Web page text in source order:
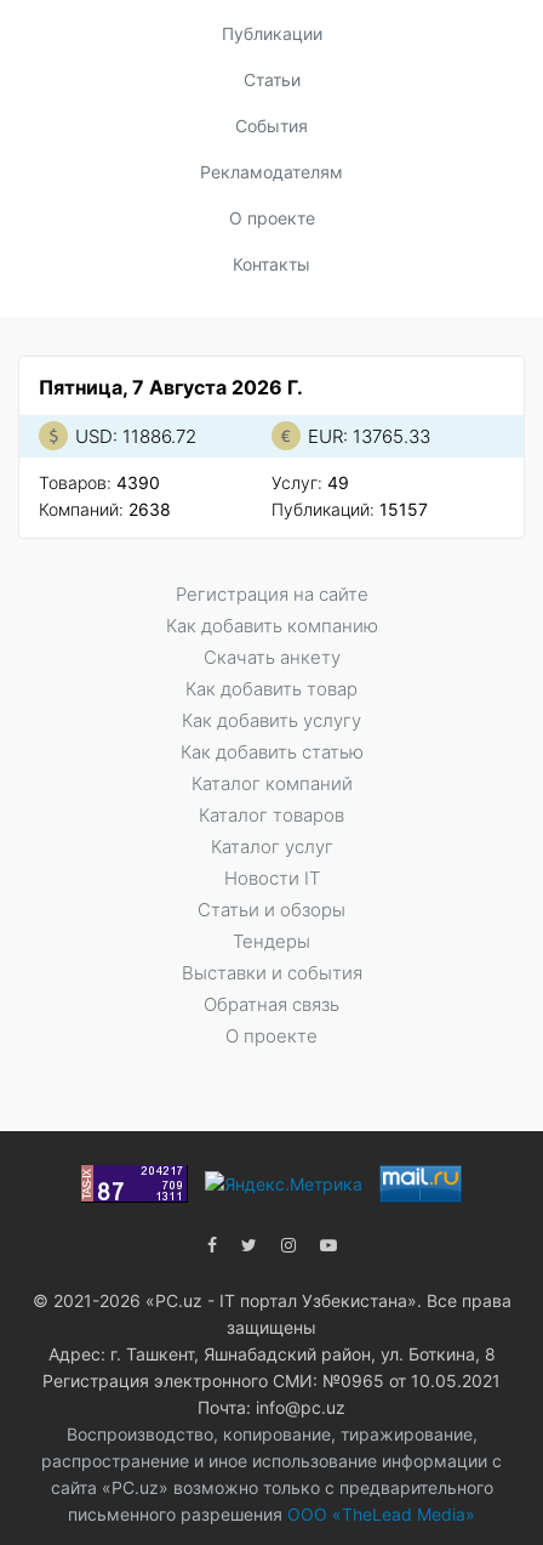
Публикации
Статьи
События
Рекламодателям
О проекте
Контакты
Пятница, 7 Августа 2026 Г.
USD: 11886.72 EUR: 13765.33
Товаров: 4390
Компаний: 2638
Услуг: 49
Публикаций: 15157
Регистрация на сайте
Как добавить компанию
Скачать анкету
Как добавить товар
Как добавить услугу
Как добавить статью
Каталог компаний
Каталог товаров
Каталог услуг
Новости IT
Статьи и обзоры
Тендеры
Выставки и события
Обратная связь
О проекте
© 2021-2026 «PC.uz - IT портал Узбекистана». Все права
защищены
Адрес: г. Ташкент, Яшнабадский район, ул. Боткина, 8
Регистрация электронного СМИ: №0965 от 10.05.2021
Почта: info@pc.uz
Воспроизводство, копирование, тиражирование,
распространение и иное использование информации с
сайта «PC.uz» возможно только с предварительного
письменного разрешения ООО «TheLead Media»